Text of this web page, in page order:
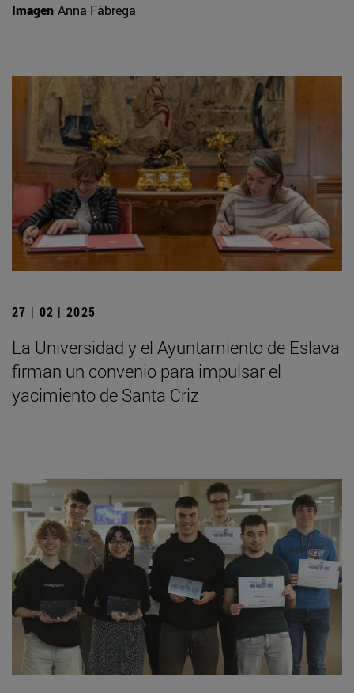
Imagen Anna Fàbrega
27 | 02 | 2025
La Universidad y el Ayuntamiento de Eslava
firman un convenio para impulsar el
yacimiento de Santa Criz